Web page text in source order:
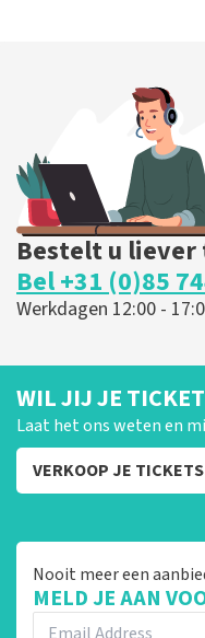
Bestelt u liever
Bel +31 (0)85
Werkdagen 12:00 -
WIL JIJ JE
Laat het ons weten en
VERKOOP JE TICKETS
Nooit meer een
MELD JE AAN